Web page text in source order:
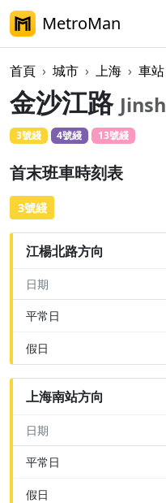
MetroMan
首頁 城市 上海 車站
金沙江路
3號綫 4號綫 13號綫
首末班車時刻表
3號綫
江楊北路方向
日期
平常日
假日
上海南站方向
日期
平常日
假日